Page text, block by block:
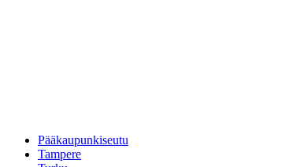
Pääkaupunkiseutu
Tampere